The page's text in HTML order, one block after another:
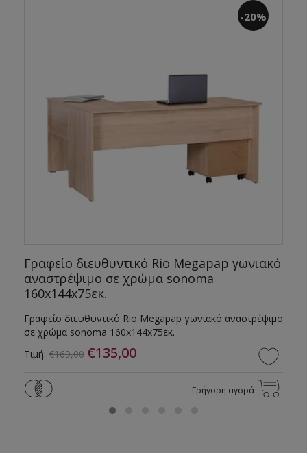
-20%
Γραφείο διευθυντικό Rio Megapap γωνιακό
αναστρέψιμο σε χρώμα sonoma
160x144x75εκ.
Γραφείο διευθυντικό Rio Megapap γωνιακό αναστρέψιμο
σε χρώμα sonoma 160x144x75εκ.
Τιμή: €169,00 €135,00
Γρήγορη αγορά